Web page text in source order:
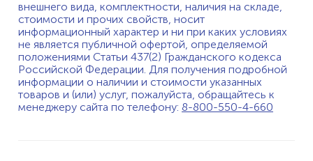
внешнего вида, комплектности, наличия на складе,
стоимости и прочих свойств, носит
информационный характер и ни при каких условиях
не является публичной офертой, определяемой
положениями Статьи 437(2) Гражданского кодекса
Российской Федерации. Для получения подробной
информации о наличии и стоимости указанных
товаров и (или) услуг, пожалуйста, обращайтесь к
менеджеру сайта по телефону: 8-800-550-4-660